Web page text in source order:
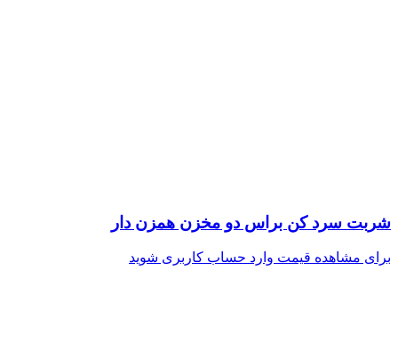
شربت سرد کن براس دو مخزن همزن دار
برای مشاهده قیمت وارد حساب کاربری شوید